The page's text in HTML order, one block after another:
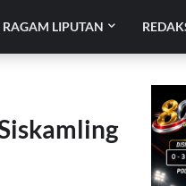
RAGAM LIPUTAN